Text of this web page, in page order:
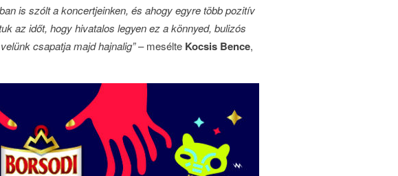
is szólt a koncertjeinken, és ahogy egyre több pozitív
az időt, hogy hivatalos legyen ez a könnyed, bulizós
csapatja majd hajnalig”– mesélte Kocsis Bence,